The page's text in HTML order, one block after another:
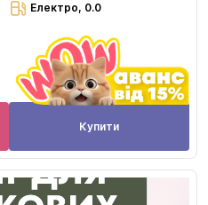
Електро, 0.0
Купити